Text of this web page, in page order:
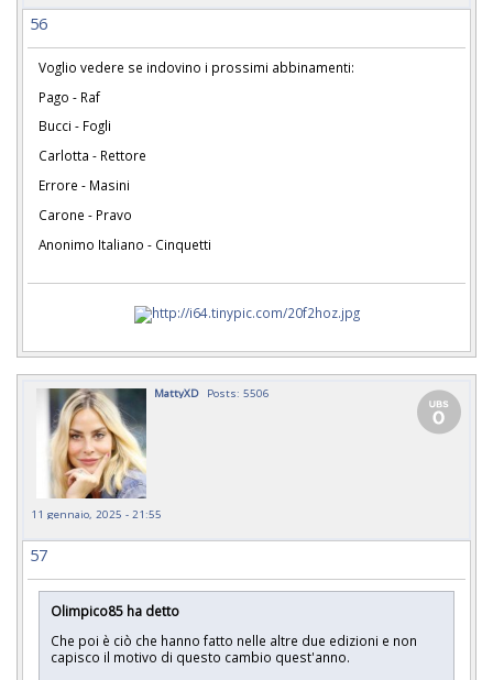
56
Voglio vedere se indovino i prossimi abbinamenti:
Pago - Raf
Bucci - Fogli
Carlotta - Rettore
Errore - Masini
Carone - Pravo
Anonimo Italiano - Cinquetti
MattyXD Posts: 5506
11 gennaio, 2025 - 21:55
57
Olimpico85 ha detto
Che poi è ciò che hanno fatto nelle altre due edizioni e non
capisco il motivo di questo cambio quest'anno.